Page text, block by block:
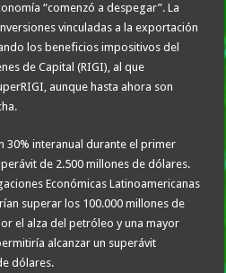
“comenzó a despegar”. La
vinculadas a la exportación
los beneficios impositivos del
de Capital (RIGI), al que
aunque hasta ahora son
30% interanual durante el primer
de 2.500 millones de dólares.
Económicas Latinoamericanas
superar los 100.000 millones de
el alza del petróleo y una mayor
alcanzar un superávit
dólares.